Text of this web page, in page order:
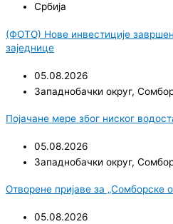
Србија
(ФОТО) Нове инвестиције
заједнице
05.08.2026
Западнобачки округ,
Појачане мере због ниског
05.08.2026
Западнобачки округ,
Отворене пријаве за „Сомборске
05.08.2026